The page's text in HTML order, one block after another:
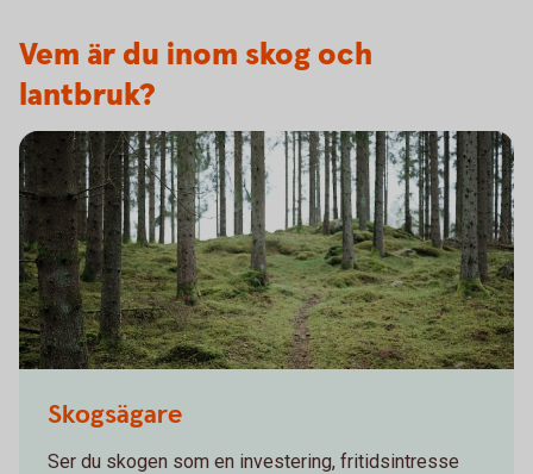
Vem är du inom skog och
lantbruk?
Skogsägare
Ser du skogen som en investering, fritidsintresse